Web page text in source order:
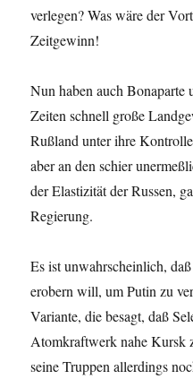
verlegen? Was wäre der
Zeitgewinn!
Nun haben auch Bonaparte
Zeiten schnell große
Rußland unter ihre
aber an den schier
der Elastizität der Russen,
Regierung.
Es ist unwahrscheinlich,
erobern will, um Putin zu
Variante, die besagt, daß
Atomkraftwerk nahe Kursk
seine Truppen allerdings